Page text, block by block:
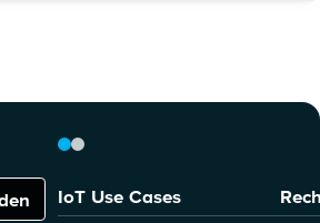
IoT Use Cases